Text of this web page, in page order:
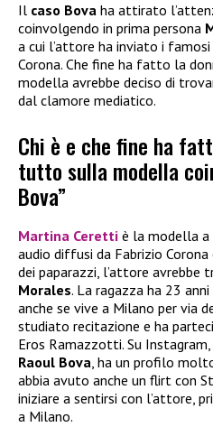
Il caso Bova ha attirato
coinvolgendo in prima persona
a cui l’attore ha inviato i
Corona. Che fine ha fatto la
modella avrebbe deciso di
dal clamore mediatico.
Chi è e che fine ha
tutto sulla modella
Bova”
Martina Ceretti è la modella a
audio diffusi da Fabrizio
dei paparazzi, l’attore avrebbe
Morales. La ragazza ha 23
anche se vive a Milano per via
studiato recitazione e ha
Eros Ramazzotti. Su
Raoul Bova, ha un profilo
abbia avuto anche un flirt con
iniziare a sentirsi con l’attore,
a Milano.